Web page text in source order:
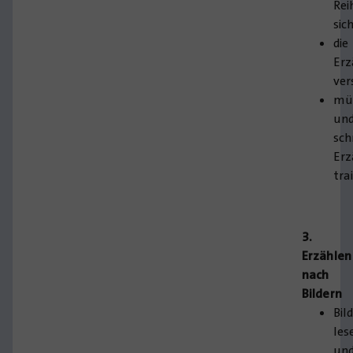
die
3.
Erzählen
nach
Bildern